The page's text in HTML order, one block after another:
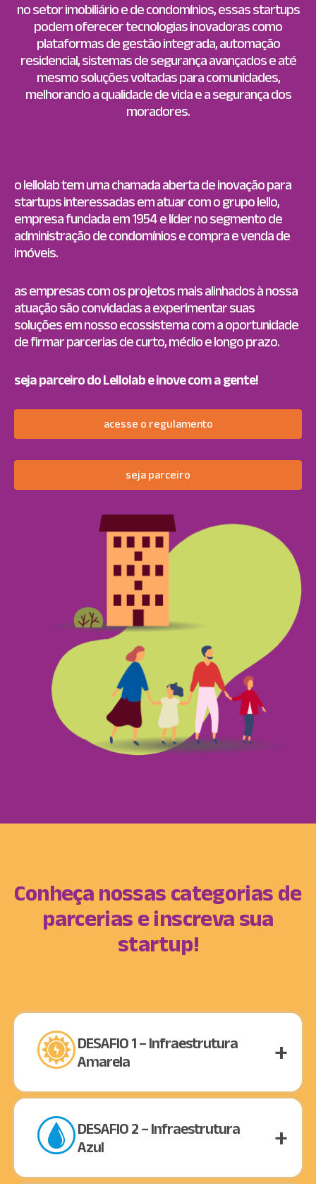
no setor imobiliário e de condomínios, essas startups
podem oferecer tecnologias inovadoras como
plataformas de gestão integrada, automação
residencial, sistemas de segurança avançados e até
mesmo soluções voltadas para comunidades,
melhorando a qualidade de vida e a segurança dos
moradores.
o lellolab tem uma chamada aberta de inovação para
startups interessadas em atuar com o grupo lello,
empresa fundada em 1954 e líder no segmento de
administração de condomínios e compra e venda de
imóveis.
as empresas com os projetos mais alinhados à nossa
atuação são convidadas a experimentar suas
soluções em nosso ecossistema com a oportunidade
de firmar parcerias de curto, médio e longo prazo.
seja parceiro do Lellolab e inove com a gente!
acesse o regulamento
seja parceiro
Conheça nossas categorias de
parcerias e inscreva sua
startup!
DESAFIO 1 – Infraestrutura
Amarela
DESAFIO 2 – Infraestrutura
Azul